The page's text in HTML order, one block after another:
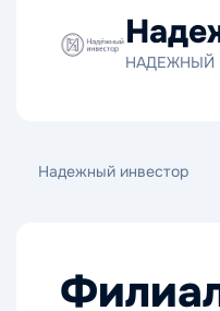
НАДЕЖНЫЙ
Надежный инвестор